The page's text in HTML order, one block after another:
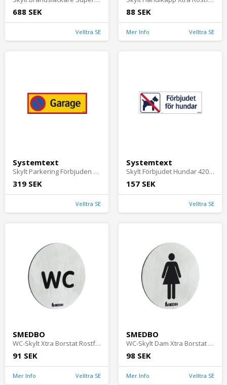
688 SEK
Velltra SE
88 SEK
Mer Info Velltra SE
Systemtext
Skylt Parkering Förbjuden Garage 594x210mm Aluminium Systemtext
319 SEK
Velltra SE
Systemtext
Skylt Förbjudet Hundar 420x148mm Aluminum Systemtext
157 SEK
Velltra SE
SMEDBO
WC-Skylt Xtra Borstat Rostfritt Stål Smedbo FS958
91 SEK
Mer Info Velltra SE
SMEDBO
WC-Skylt Dam Xtra Borstat Rostfritt Stål Smedbo FS956
98 SEK
Mer Info Velltra SE